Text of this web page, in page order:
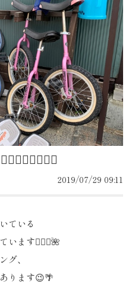
2019/07/29 09:11
ている
います🤹🏽‍♀️🌺
グ、
ります😉🌴